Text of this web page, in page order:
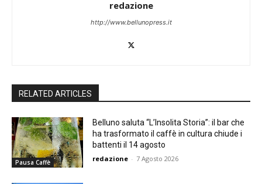
redazione
http://www.bellunopress.it
RELATED ARTICLES
Pausa Caffè
Belluno saluta “L’Insolita Storia”: il bar che
ha trasformato il caffè in cultura chiude i
battenti il 14 agosto
redazione - 7 Agosto 2026